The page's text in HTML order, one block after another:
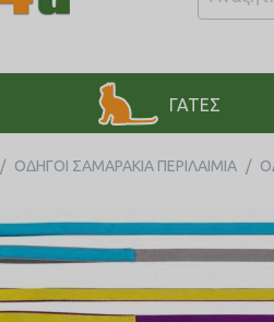
ΓΑΤΕΣ
/ ΟΔΗΓΟΙ ΣΑΜΑΡΑΚΙΑ ΠΕΡΙΛΑΙΜΙΑ /